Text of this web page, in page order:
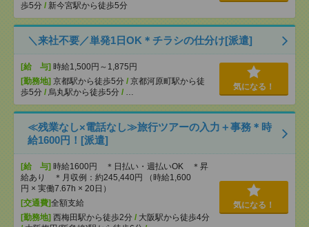
歩5分 / 新今宮駅から徒歩5分
＼来社不要／単発1日OK＊チラシの仕分け[派遣]
[給 与] 時給1,500円～1,875円
[勤務地] 京都駅から徒歩5分 / 京都河原町駅から徒
歩5分 / 烏丸駅から徒歩5分 / …
気になる！
≪残業なし×電話なし≫旅行ツアーの入力＋事務＊時
給1600円！[派遣]
[給 与] 時給1600円 ＊日払い・週払いOK ＊昇
給あり ＊月収例：約245,440円 （時給1,600
円 × 実働7.67h × 20日）
[交通費]全額支給
[勤務地] 西梅田駅から徒歩2分 / 大阪駅から徒歩4分
気になる！